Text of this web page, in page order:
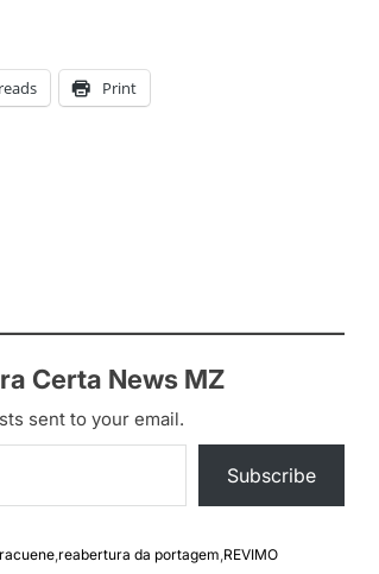
Print
Certa News MZ
sent to your email.
Subscribe
,reabertura da portagem,REVIMO